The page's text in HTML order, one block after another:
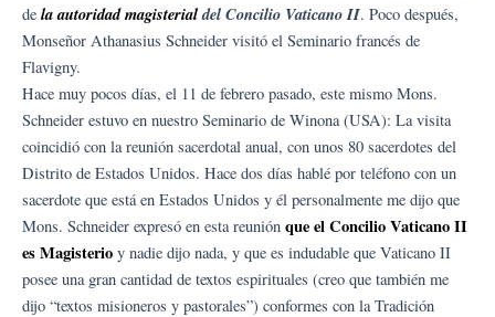
de la autoridad magisterialdel Concilio Vaticano II. Poco después,
Monseñor Athanasius Schneider visitó el Seminario francés de
Flavigny.
Hace muy pocos días, el 11 de febrero pasado, este mismo Mons.
Schneider estuvo en nuestro Seminario de Winona (USA): La visita
coincidió con la reunión sacerdotal anual, con unos 80 sacerdotes del
Distrito de Estados Unidos. Hace dos días hablé por teléfono con un
sacerdote que está en Estados Unidos y él personalmente me dijo que
Mons. Schneider expresó en esta reunión que el Concilio Vaticano II
es Magisterio y nadie dijo nada, y que es indudable que Vaticano II
posee una gran cantidad de textos espirituales (creo que también me
dijo “textos misioneros y pastorales”) conformes con la Tradición